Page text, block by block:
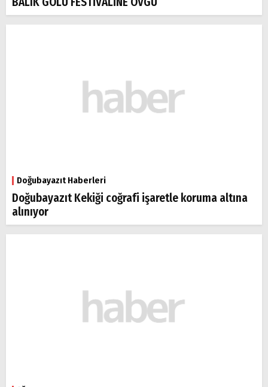
Doğubayazıt Haberleri
Doğubayazıt Kekiği coğrafi işaretle koruma altına
alınıyor